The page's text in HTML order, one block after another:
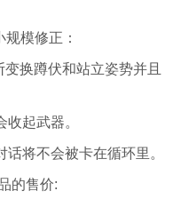
模修正：
换蹲伏和站立姿势并且
起武器。
将不会被卡在循环里。
的售价: